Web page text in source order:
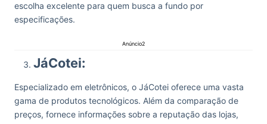
escolha excelente para quem busca a fundo por
especificações.
Anúncio2
JáCotei:
Especializado em eletrônicos, o JáCotei oferece uma vasta
gama de produtos tecnológicos. Além da comparação de
preços, fornece informações sobre a reputação das lojas,